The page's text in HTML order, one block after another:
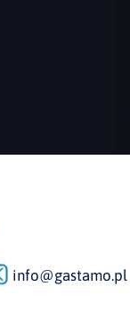
info@gastamo.pl